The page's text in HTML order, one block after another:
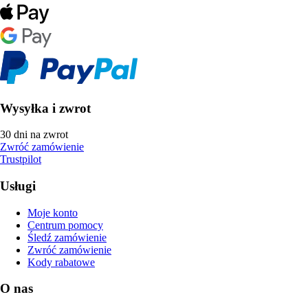
Wysyłka i zwrot
30 dni na zwrot
Zwróć zamówienie
Trustpilot
Usługi
Moje konto
Centrum pomocy
Śledź zamówienie
Zwróć zamówienie
Kody rabatowe
O nas